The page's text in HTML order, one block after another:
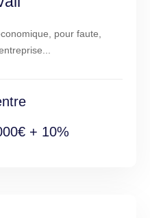
pour faute,
+ 10%